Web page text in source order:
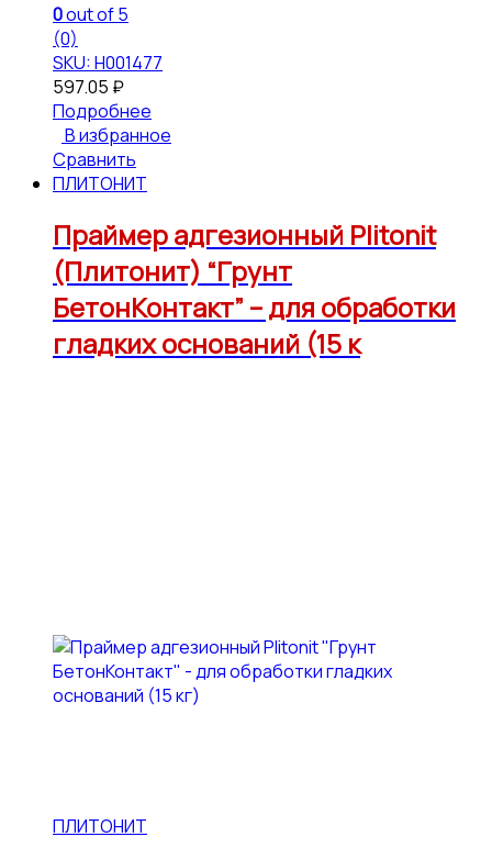
0out of 5
(0)
SKU: Н001477
597.05 ₽
Подробнее
В избранное
Сравнить
ПЛИТОНИТ
Праймер адгезионный Plitonit
(Плитонит) “Грунт
БетонКонтакт” – для обработки
гладких оснований (15 к
ПЛИТОНИТ